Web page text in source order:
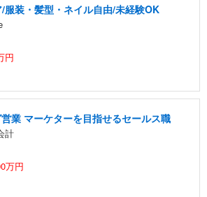
服装・髪型・ネイル自由/未経験OK
円
業 マーケターを目指せるセールス職
計
万円